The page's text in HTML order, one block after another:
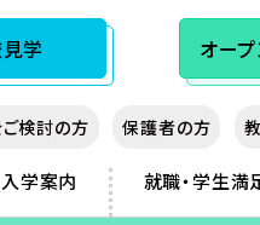
学 オー
検討の方 保護者の方
入学案内 就職・学生満